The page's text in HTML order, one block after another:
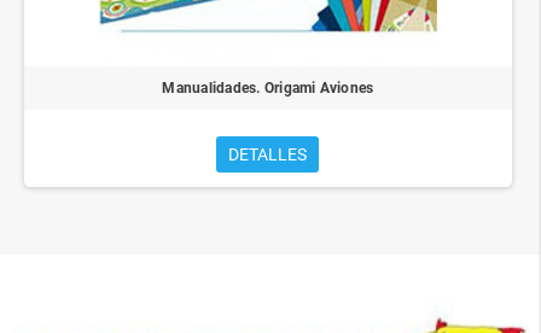
Manualidades. Origami Aviones
DETALLES